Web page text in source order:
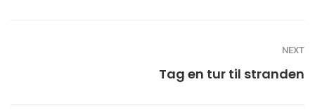
NEXT
Tag en tur til stranden